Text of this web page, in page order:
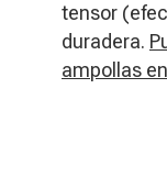
tensor
duradera.
ampollas